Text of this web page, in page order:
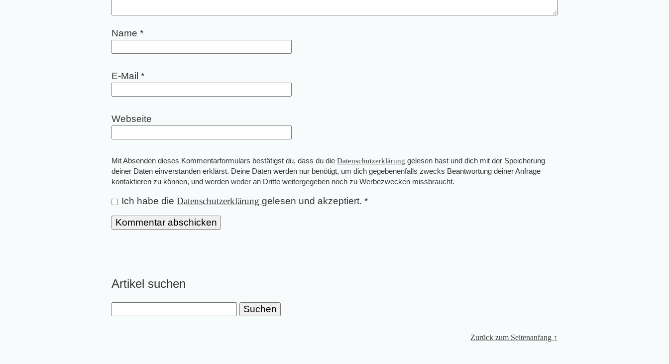
Name *
E-Mail *
Webseite
Mit Absenden dieses Kommentarformulars bestätigst du, dass du die Datenschutzerklärung gelesen hast und dich mit der Speicherung
deiner Daten einverstanden erklärst. Deine Daten werden nur benötigt, um dich gegebenenfalls zwecks Beantwortung deiner Anfrage
kontaktieren zu können, und werden weder an Dritte weitergegeben noch zu Werbezwecken missbraucht.
Ich habe die Datenschutzerklärung gelesen und akzeptiert. *
Artikel suchen
Zurück zum Seitenanfang ↑